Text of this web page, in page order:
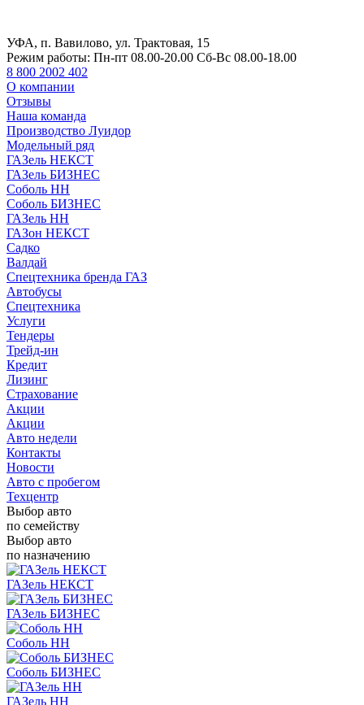
УФА, п. Вавилово, ул. Трактовая, 15
Режим работы: Пн-пт 08.00-20.00 Сб-Вс 08.00-18.00
8 800 2002 402
О компании
Отзывы
Наша команда
Производство Луидор
Модельный ряд
ГАЗель НЕКСТ
ГАЗель БИЗНЕС
Соболь НН
Соболь БИЗНЕС
ГАЗель НН
ГАЗон НЕКСТ
Садко
Валдай
Спецтехника бренда ГАЗ
Автобусы
Спецтехника
Услуги
Тендеры
Трейд-ин
Кредит
Лизинг
Страхование
Акции
Акции
Авто недели
Контакты
Новости
Авто с пробегом
Техцентр
Выбор авто
по семейству
Выбор авто
по назначению
ГАЗель НЕКСТ
ГАЗель БИЗНЕС
Соболь НН
Соболь БИЗНЕС
ГАЗель НН